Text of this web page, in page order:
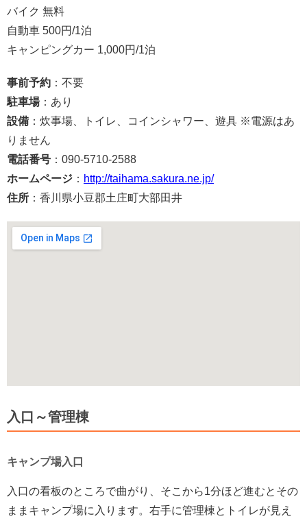
バイク 無料
自動車 500円/1泊
キャンピングカー 1,000円/1泊
事前予約 ：不要
駐車場：あり
設備 ：炊事場、トイレ、コインシャワー、遊具 ※電源はあ
りません
電話番号 ：090-5710-2588
ホームページ ： http://taihama.sakura.ne.jp/
住所 ：香川県小豆郡土庄町大部田井
入口～管理棟
キャンプ場入口
入口の看板のところで曲がり、そこから1分ほど進むとその
ままキャンプ場に入ります。右手に管理棟とトイレが見え